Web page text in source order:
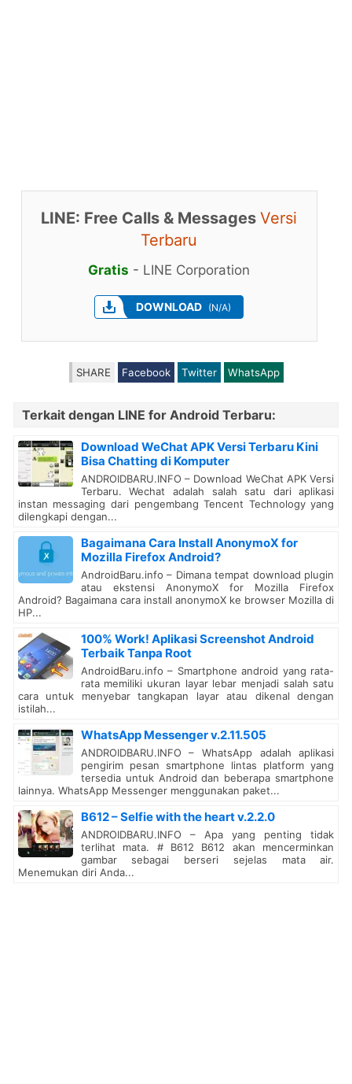
LINE: Free Calls & Messages Versi
Terbaru
Gratis - LINE Corporation
DOWNLOAD (N/A)
SHARE Facebook Twitter WhatsApp
Terkait dengan LINE for Android Terbaru:
Download WeChat APK Versi Terbaru Kini
Bisa Chatting di Komputer
ANDROIDBARU.INFO – Download WeChat APK Versi
Terbaru. Wechat adalah salah satu dari aplikasi
instan messaging dari pengembang Tencent Technology yang
dilengkapi dengan...
Bagaimana Cara Install AnonymoX for
Mozilla Firefox Android?
AndroidBaru.info – Dimana tempat download plugin
atau ekstensi AnonymoX for Mozilla Firefox
Android? Bagaimana cara install anonymoX ke browser Mozilla di
HP...
100% Work! Aplikasi Screenshot Android
Terbaik Tanpa Root
AndroidBaru.info – Smartphone android yang rata-
rata memiliki ukuran layar lebar menjadi salah satu
cara untuk menyebar tangkapan layar atau dikenal dengan
istilah...
WhatsApp Messenger v.2.11.505
ANDROIDBARU.INFO – WhatsApp adalah aplikasi
pengirim pesan smartphone lintas platform yang
tersedia untuk Android dan beberapa smartphone
lainnya. WhatsApp Messenger menggunakan paket...
B612 – Selfie with the heart v.2.2.0
ANDROIDBARU.INFO – Apa yang penting tidak
terlihat mata. # B612 B612 akan mencerminkan
gambar sebagai berseri sejelas mata air.
Menemukan diri Anda...